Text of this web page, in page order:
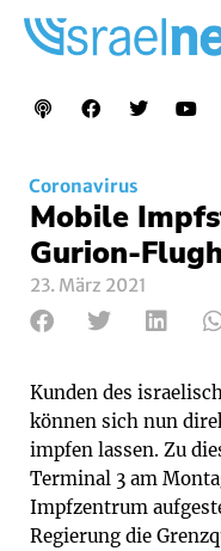
Coronavirus
Mobile
Gurion-
23. März 2021
Kunden des
können sich nun
impfen lassen. Zu
Terminal 3 am
Impfzentrum
Regierung die